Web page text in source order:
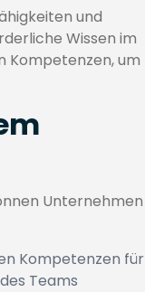
und
Wissen im
Kompetenzen, um
Unternehmen
Kompetenzen für
Teams